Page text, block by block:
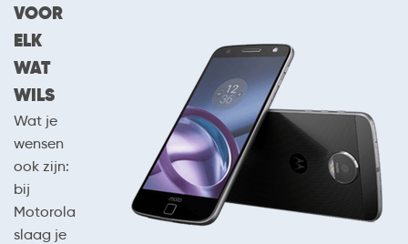
VOOR
ELK
WAT
WILS
Wat je
wensen
ook zijn:
bij
Motorola
slaag je